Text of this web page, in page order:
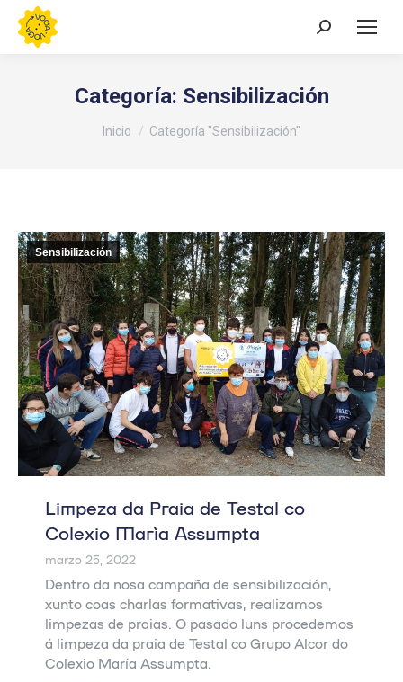
Buscar:
Categoría: Sensibilización
Estás aquí:
Inicio Categoría "Sensibilización"
Sensibilización
Limpeza da Praia de Testal co
Colexio María Assumpta
marzo 25, 2022
Dentro da nosa campaña de sensibilización,
xunto coas charlas formativas, realizamos
limpezas de praias. O pasado luns procedemos
á limpeza da praia de Testal co Grupo Alcor do
Colexio María Assumpta.